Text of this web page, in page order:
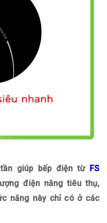
giúp bếp điện từ FS
điện năng tiêu thụ,
năng này chỉ có ở các